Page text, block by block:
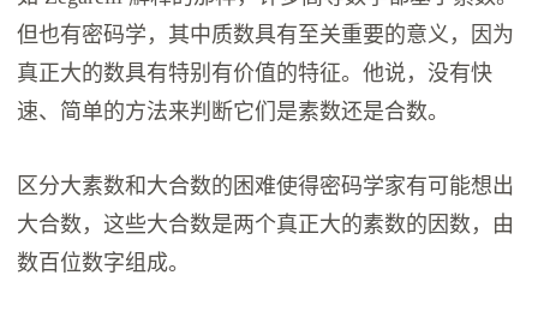
但也有密码学，其中质数具有至关重要的意义，因为
真正大的数具有特别有价值的特征。他说，没有快
速、简单的方法来判断它们是素数还是合数。
区分大素数和大合数的困难使得密码学家有可能想出
大合数，这些大合数是两个真正大的素数的因数，由
数百位数字组成。